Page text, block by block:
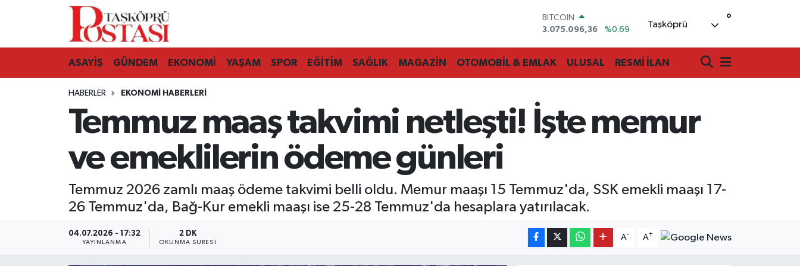
DOLAR
47,6006
%0.06
STERLİN
64,2398
%0.2
BİST100
13.768
%48
BITCOIN
Taşköprü °
ASAYİŞ GÜNDEM EKONOMİ YAŞAM SPOR EĞİTİM SAĞLIK MAGAZİN OTOMOBİL & EMLAK ULUSAL RESMİ İLAN
HABERLER EKONOMI HABERLERI
Temmuz maaş takvimi netleşti! İşte memur
ve emeklilerin ödeme günleri
Temmuz 2026 zamlı maaş ödeme takvimi belli oldu. Memur maaşı 15 Temmuz'da, SSK emekli maaşı 17-
26 Temmuz'da, Bağ-Kur emekli maaşı ise 25-28 Temmuz'da hesaplara yatırılacak.
04.07.2026 - 17:32
YAYINLANMA
2 DK
OKUNMA SÜRESI
A- A+
Kastamonu Vefat Edenler
Araç Haberleri
Azdavay Haberleri
Bozkurt Haberleri